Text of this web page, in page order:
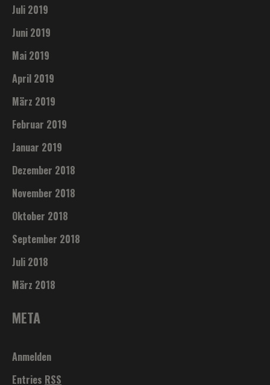
Juli 2019
Juni 2019
Mai 2019
April 2019
März 2019
Februar 2019
Januar 2019
Dezember 2018
November 2018
Oktober 2018
September 2018
Juli 2018
März 2018
META
Anmelden
Entries RSS